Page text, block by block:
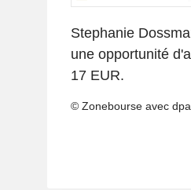
Stephanie
une opportunité
17 EUR.
© Zonebourse avec